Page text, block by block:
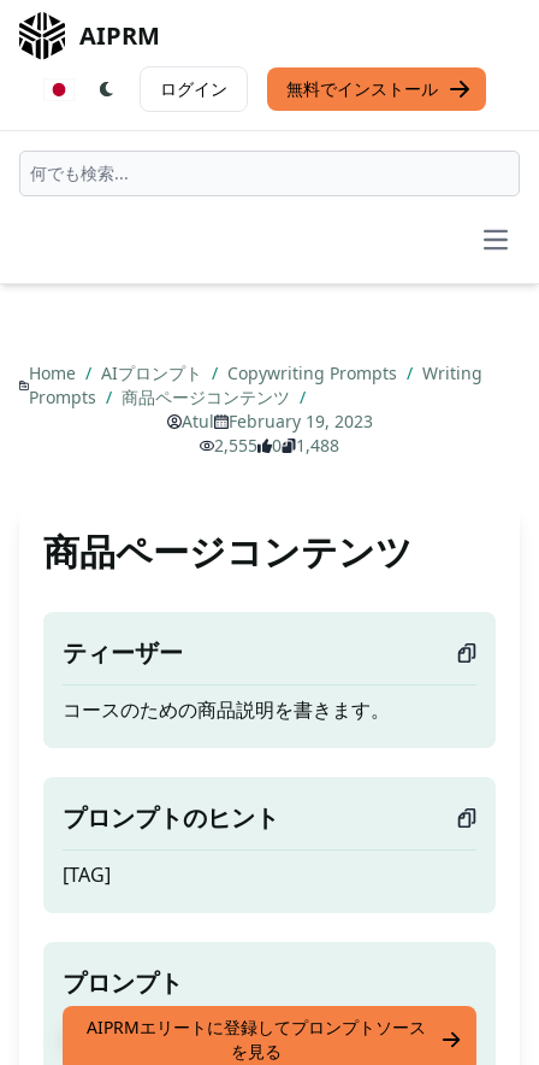
AIPRM
ログイン 無料でインストール
Home / AIプロンプト / Copywriting Prompts / Writing
Prompts / 商品ページコンテンツ /
Atul
February 19, 2023
2,555
0 1,488
商品ページコンテンツ
ティーザー
コースのための商品説明を書きます。
プロンプトのヒント
[TAG]
プロンプト
コースのための商品説明を書きます。
AIPRMエリートに登録してプロンプトソース
を見る